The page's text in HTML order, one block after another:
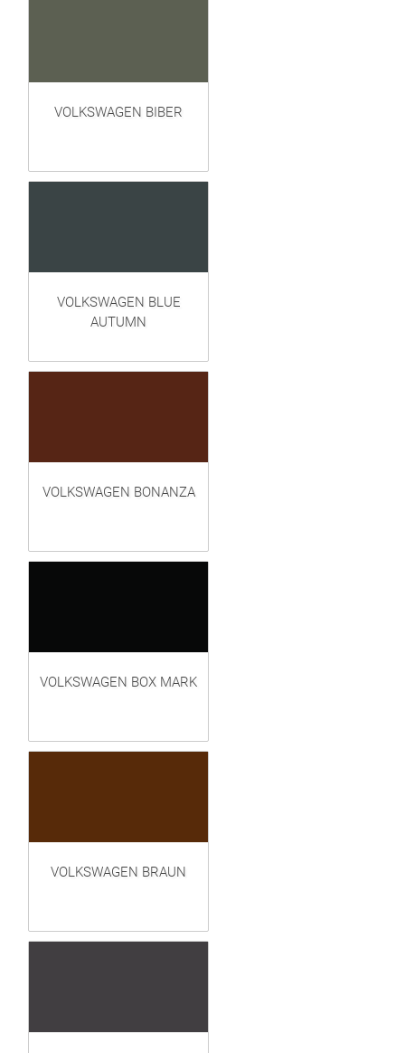
VOLKSWAGEN BIBER
VOLKSWAGEN BLUE
AUTUMN
VOLKSWAGEN BONANZA
VOLKSWAGEN BOX MARK
VOLKSWAGEN BRAUN